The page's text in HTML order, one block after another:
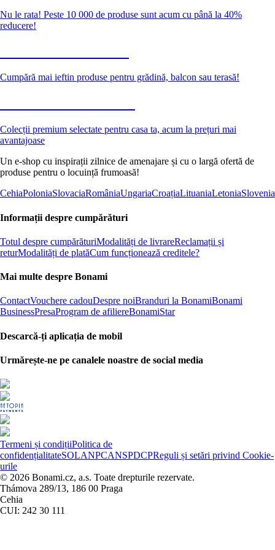
Nu le rata! Peste 10 000 de produse sunt acum cu până la 40%
reducere!
Cumpără mai ieftin produse pentru grădină, balcon sau terasă!
Colecții premium selectate pentru casa ta, acum la prețuri mai
avantajoase
Un e-shop cu inspirații zilnice de amenajare și cu o largă ofertă de
produse pentru o locuință frumoasă!
CehiaPoloniaSlovaciaRomâniaUngariaCroațiaLituaniaLetoniaSlovenia
Informații despre cumpărături
Totul despre cumpărăturiModalități de livrareReclamații și
returModalități de platăCum funcționează creditele?
Mai multe despre Bonami
ContactVouchere cadouDespre noiBranduri la BonamiBonami
BusinessPresaProgram de afiliereBonamiStar
Descarcă-ți aplicația de mobil
Urmărește-ne pe canalele noastre de social media
Termeni și condițiiPolitica de
confidențialitateSOLANPCANSPDCPReguli și setări privind Cookie-
urile
© 2026 Bonami.cz, a.s. Toate drepturile rezervate.
Thámova 289/13, 186 00 Praga
Cehia
CUI: 242 30 111